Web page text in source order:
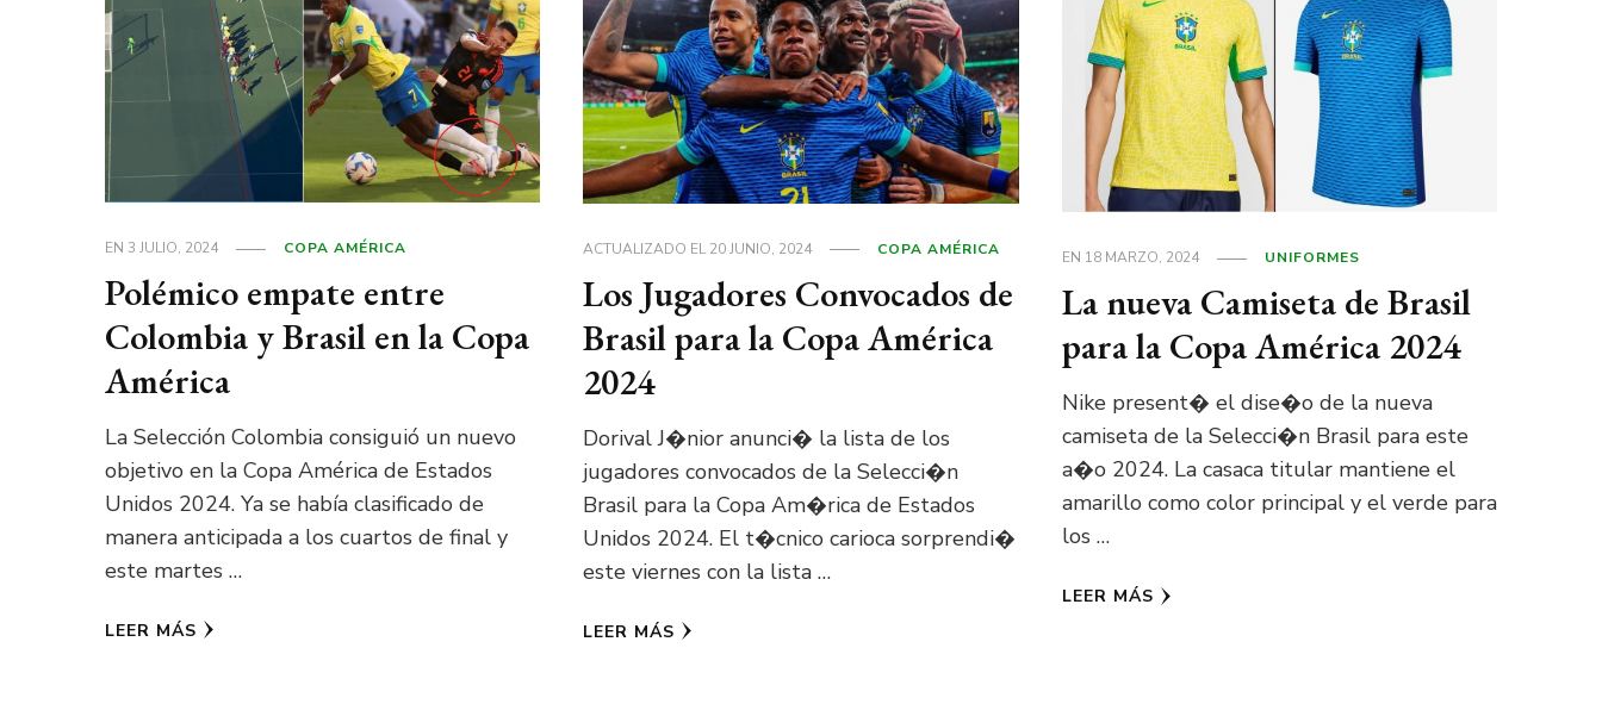
EN 3 JULIO, 2024 COPA AMÉRICA
Polémico empate entre
Colombia y Brasil en la Copa
América
La Selección Colombia consiguió un nuevo
objetivo en la Copa América de Estados
Unidos 2024. Ya se había clasificado de
manera anticipada a los cuartos de final y
este martes …
LEER MÁS
ACTUALIZADO EL20 JUNIO, 2024 COPA AMÉRICA
Los Jugadores Convocados de
Brasil para la Copa América
2024
Dorival J�nior anunci� la lista de los
jugadores convocados de la Selecci�n
Brasil para la Copa Am�rica de Estados
Unidos 2024. El t�cnico carioca sorprendi�
este viernes con la lista …
LEER MÁS
EN 18 MARZO, 2024 UNIFORMES
La nueva Camiseta de Brasil
para la Copa América 2024
Nike present� el dise�o de la nueva
camiseta de la Selecci�n Brasil para este
a�o 2024. La casaca titular mantiene el
amarillo como color principal y el verde para
los …
LEER MÁS